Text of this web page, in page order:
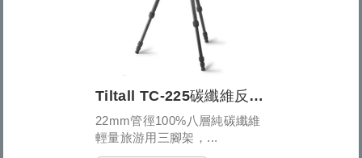
Tiltall TC-225碳纖維反折式五節三腳架
22mm管徑100%八層純碳纖維
輕量旅游用三腳架，...